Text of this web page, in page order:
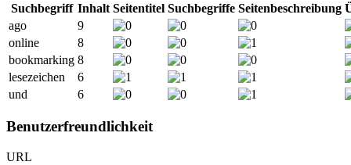
Suchbegriff Inhalt Seitentitel Suchbegriffe Seitenbeschreibung
ago
9
online
8
bookmarking 8
lesezeichen
6
und
6
Benutzerfreundlichkeit
URL